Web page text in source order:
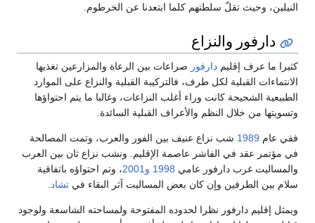
النيلين، وحيث تقلّ سلطتهم كلما ابتعدنا عن الخرطوم.
دارفور والنزاع
كثيرا ما عرف إقليم دارفور صراعات بين الرعاة والمزارعين تغذيها
الانتماءات القبلية لكل طرف، فالتركيبة القبلية والنزاع على الموارد
الطبيعية الشحيحة كانت وراء أغلب النزاعات، وغالبا ما يتم احتواؤها
وتسويتها من خلال النظم والأعراف القبلية السائدة.
ففي عام 1989 شب نزاع عنيف بين الفور والعرب، وتمت المصالحة
في مؤتمر عقد في الفاشر عاصمة الإقليم. ونشب نزاع ثان بين العرب
والمساليت غرب دارفور عامي 1998 و2001
، وتم احتواؤه باتفاقية
سلام بين الطرفين وإن كان بعض المساليت آثر البقاء في تشاد
ويمثل إقليم دارفور نظرا لحدوده المفتوحة ولمساحته الشاسعة ولوجود